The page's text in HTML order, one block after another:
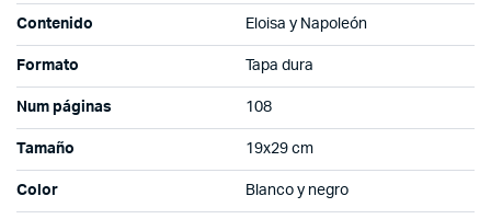
Contenido Eloisa y Napoleón
Formato Tapa dura
Num páginas 108
Tamaño 19x29 cm
Color Blanco y negro